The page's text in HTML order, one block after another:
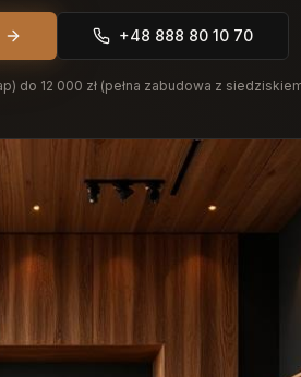
+48 888 80 10 70
do 12 000 zł (pełna zabudowa z